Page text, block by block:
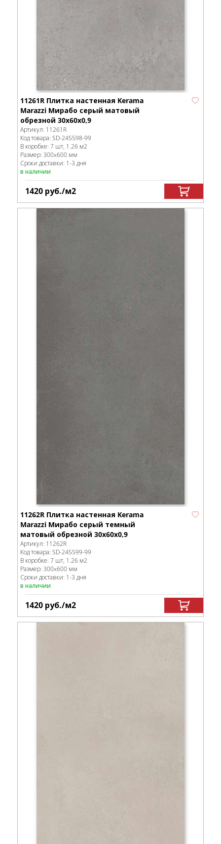
11261R Плитка настенная Kerama
Marazzi Мирабо серый матовый
обрезной 30x60x0,9
Артикул: 11261R
Код товара: SD-245598-99
В коробке: 7 шт, 1.26 м2
Размер: 300x600 мм
Сроки доставки: 1-3 дня
в наличии
1420 руб./м2
11262R Плитка настенная Kerama
Marazzi Мирабо серый темный
матовый обрезной 30x60x0,9
Артикул: 11262R
Код товара: SD-245599-99
В коробке: 7 шт, 1.26 м2
Размер: 300x600 мм
Сроки доставки: 1-3 дня
в наличии
1420 руб./м2